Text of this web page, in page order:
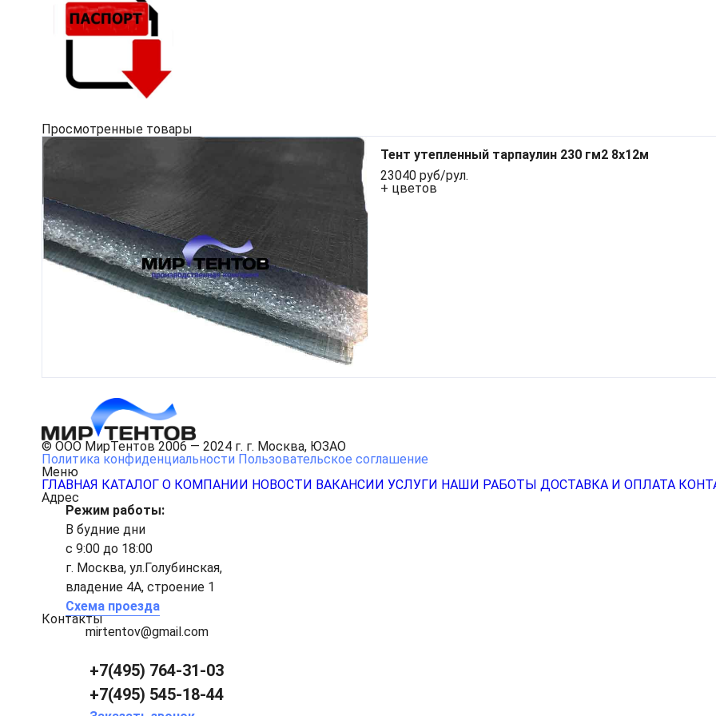
Просмотренные товары
Тент утепленный тарпаулин 230 гм2 8x12м
23040 руб/рул.
+ цветов
© ООО МирТентов 2006 — 2024 г. г. Москва, ЮЗАО
Политика конфиденциальности Пользовательское соглашение
Меню
ГЛАВНАЯ КАТАЛОГ О КОМПАНИИ НОВОСТИ ВАКАНСИИ УСЛУГИ НАШИ РАБОТЫ ДОСТАВКА И ОПЛАТА
Адрес
Режим работы:
В будние дни
с 9:00 до 18:00
г. Москва, ул.Голубинская,
владение 4А, строение 1
Схема проезда
Контакты
mirtentov@gmail.com
+7(495) 764-31-03
+7(495) 545-18-44